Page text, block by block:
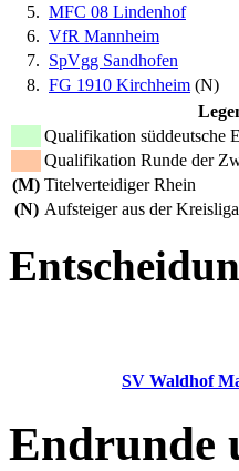
5. MFC 08 Lindenhof
6. VfR Mannheim
7. SpVgg Sandhofen
8. FG 1910 Kirchheim (N)
Qualifikation süddeutsche
Qualifikation Runde der
(M) Titelverteidiger Rhein
(N) Aufsteiger aus der Kreisliga
SV Waldhof
Endrunde